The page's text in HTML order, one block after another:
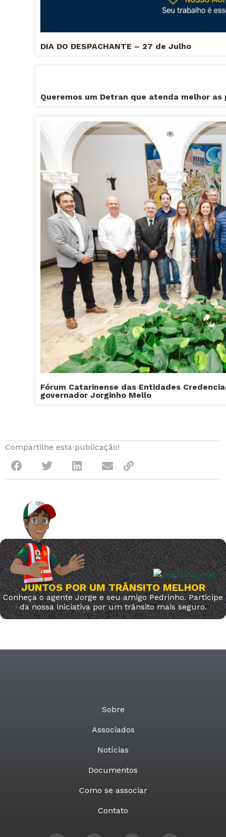
DIA DO DESPACHANTE – 27 de Julho
Queremos um Detran que atenda melhor as
Fórum Catarinense das Entidades
governador Jorginho Mello
Compartilhe esta publicação!
JUNTOS POR UM TRÂNSITO MELHOR
Conheça o agente Jorge e seu amigo Pedrinho. Participe
da nossa iniciativa por um trânsito mais seguro.
Sobre
Associados
Notícias
Documentos
Como se associar
Contato